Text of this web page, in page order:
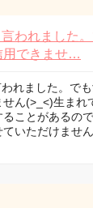
われました
用できませ…
れました。で
ん(>_<)生まれ
ることがあるの
いただけませ